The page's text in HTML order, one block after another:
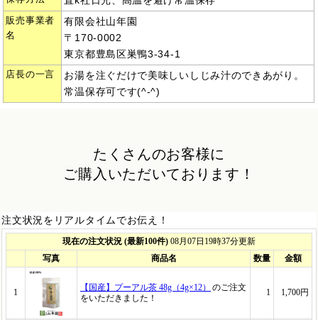
販売事業者
名
有限会社山年園
〒170-0002
東京都豊島区巣鴨3-34-1
店長の一言
お湯を注ぐだけで美味しいしじみ汁のできあがり。
常温保存可です(^-^)
たくさんのお客様に
ご購入いただいております！
注文状況をリアルタイムでお伝え！